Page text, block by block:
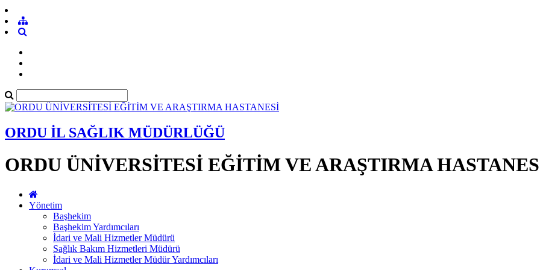
ORDU İL SAĞLIK MÜDÜRLÜĞÜ
ORDU ÜNİVERSİTESİ EĞİTİM VE ARAŞTIRMA
Yönetim
Başhekim
Başhekim Yardımcıları
İdari ve Mali Hizmetler Müdürü
Sağlık Bakım Hizmetleri Müdürü
İdari ve Mali Hizmetler Müdür Yardımcıları